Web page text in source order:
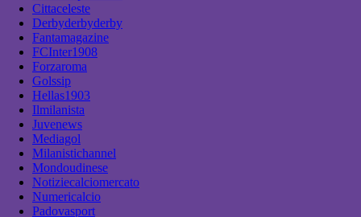
Cittaceleste
Derbyderbyderby
Fantamagazine
FCInter1908
Forzaroma
Golssip
Hellas1903
Ilmilanista
Juvenews
Mediagol
Milanistichannel
Mondoudinese
Notiziecalciomercato
Numericalcio
Padovasport